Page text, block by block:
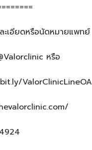
ะเอียดหรือนัดหมายแพทย์
หรือ
ValorClinicLineOA